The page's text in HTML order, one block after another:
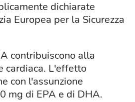
dichiarate
Europea per la Sicurezza
contribuiscono alla
cardiaca. L'effetto
con l'assunzione
mg di EPA e di DHA.